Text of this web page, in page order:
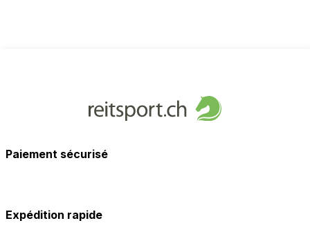
Paiement sécurisé
Expédition rapide